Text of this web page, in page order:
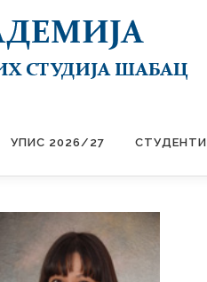
УПИС 2026/27 СТУДЕНТИ